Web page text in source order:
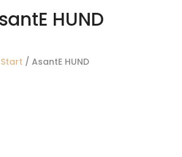
HUND
Start / AsantE HUND